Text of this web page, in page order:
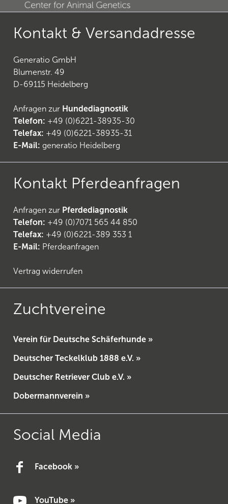
Kontakt & Versandadresse
Generatio GmbH
Blumenstr. 49
D-69115 Heidelberg
Anfragen zur Hundediagnostik
Telefon: +49 (0)6221-38935-30
Telefax: +49 (0)6221-38935-31
E-Mail: generatio Heidelberg
Kontakt Pferdeanfragen
Anfragen zur Pferdediagnostik
Telefon: +49 (0)7071 565 44 850
Telefax: +49 (0)6221-389 353 1
E-Mail: Pferdeanfragen
Vertrag widerrufen
Zuchtvereine
Verein für Deutsche Schäferhunde »
Deutscher Teckelklub 1888 e.V. »
Deutscher Retriever Club e.V. »
Dobermannverein »
Social Media
Facebook »
YouTube »